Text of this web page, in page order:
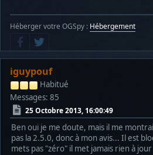
Héberger votre OGSpy : Hébergement
iguypouf
Habitué
Messages: 85
25 Octobre 2013, 16:00:49
Ben oui je me doute, mais il me
pas la 2.5.0, donc à mon avis... Il est
mets pas "zéro" il met jamais rien à jour